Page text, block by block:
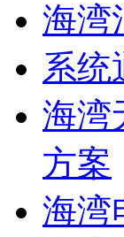
海湾
系统
海湾
方案
海湾